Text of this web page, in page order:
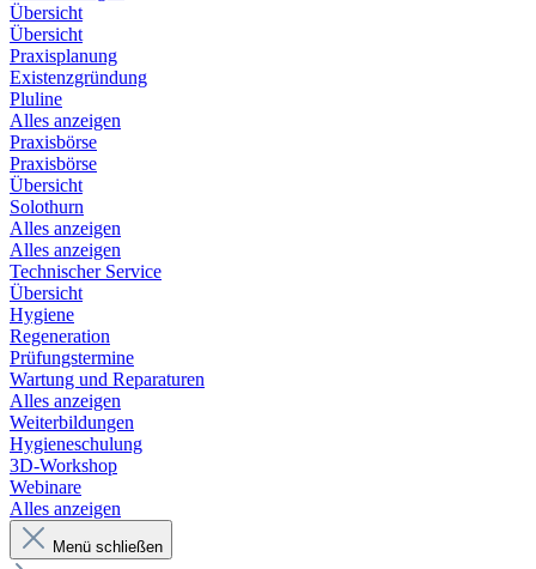
Übersicht
Übersicht
Praxisplanung
Existenzgründung
Pluline
Alles anzeigen
Praxisbörse
Praxisbörse
Übersicht
Solothurn
Alles anzeigen
Alles anzeigen
Technischer Service
Übersicht
Hygiene
Regeneration
Prüfungstermine
Wartung und Reparaturen
Alles anzeigen
Weiterbildungen
Hygieneschulung
3D-Workshop
Webinare
Alles anzeigen
Menü schließen